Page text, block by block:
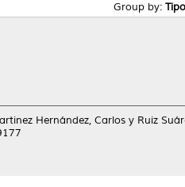
Group by:
Hernández, Carlos y Ruiz